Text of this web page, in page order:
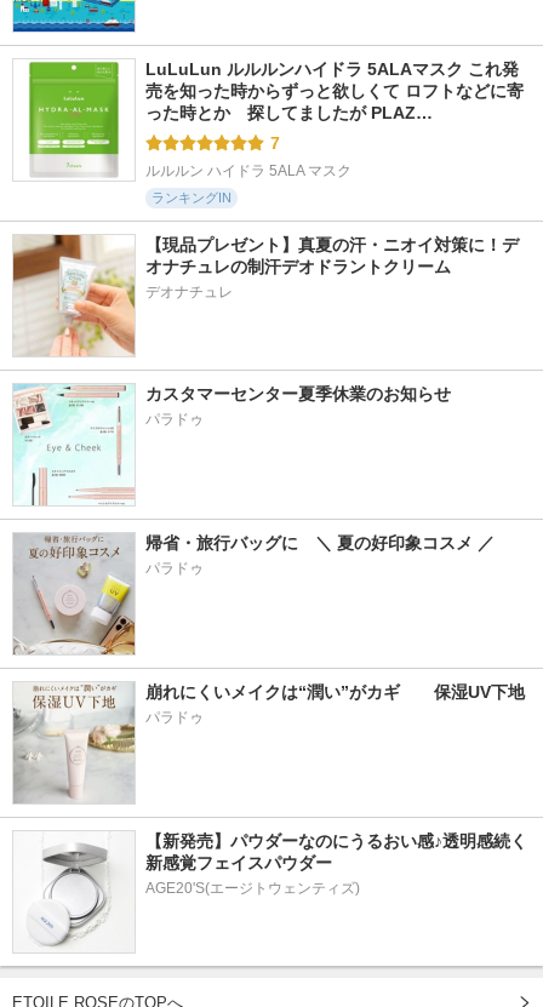
LuLuLun ルルルンハイドラ 5ALAマスク これ発
売を知った時からずっと欲しくて ロフトなどに寄
った時とか　探してましたが PLAZ…
7
ルルルン ハイドラ 5ALA マスク
ランキングIN
【現品プレゼント】真夏の汗・ニオイ対策に！デ
オナチュレの制汗デオドラントクリーム
デオナチュレ
カスタマーセンター夏季休業のお知らせ
パラドゥ
帰省・旅行バッグに　＼ 夏の好印象コスメ ／
パラドゥ
崩れにくいメイクは“潤い”がカギ　　保湿UV下地
パラドゥ
【新発売】パウダーなのにうるおい感♪透明感続く
新感覚フェイスパウダー
AGE20'S(エージトウェンティズ)
ETOILE ROSEのTOPへ